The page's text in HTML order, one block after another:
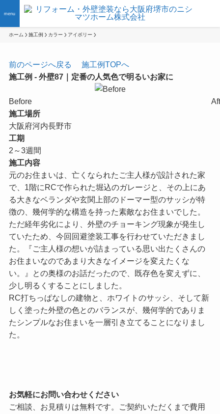
menu
ホーム 施工例 カラー アイボリー
前のページへ戻る
施工例TOPへ
施工例 - 外壁87｜定番の人気色で明るいお家に
Before
施工場所
大阪府河内長野市
工期
2～3週間
施工内容
元のお住まいは、亡くなられたご主人様が設計された家
で、1階にRCで作られた堀込のガレージと、その上にあ
る大きなベランダや玄関上部のドーマー型のサッシが特
徴の、幾何学的な構造を持った素敵なお住まいでした。
ただ経年劣化により、外壁のチョーキング現象が発生し
ていたため、今回回避塗装工事を行わせていただきまし
た。『ご主人様の想いが詰まっている思い出たくさんの
お住まいなのであまり大きなイメージを変えたくな
い。』との奥様のお話だったので、既存色を変えずに、
少し明るくすることにしました。
RC打ちっぱなしの建物と、ホワイトのサッシ、そして新
しく塗った外壁の色とのバランスが、幾何学的でありま
たシンプルなお住まいを一層引き立てることになりまし
た。
お気軽にお問い合わせください
ご相談、お見積りは無料です。ご契約いただくまで費用